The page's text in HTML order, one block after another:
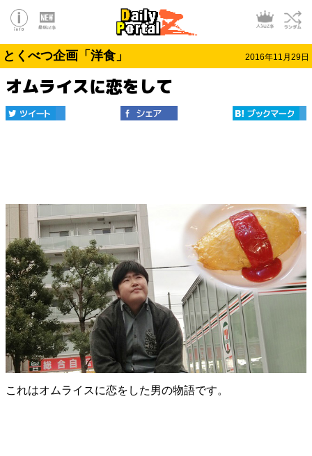
とくべつ企画「洋食」 2016年11月29日
オムライスに恋をして
これはオムライスに恋をした男の物語です。